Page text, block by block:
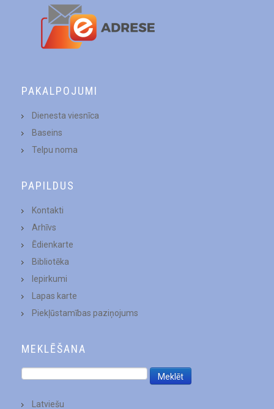
PAKALPOJUMI
Dienesta viesnīca
Baseins
Telpu noma
PAPILDUS
Kontakti
Arhīvs
Ēdienkarte
Bibliotēka
Iepirkumi
Lapas karte
Piekļūstamības paziņojums
MEKLĒŠANA
Latviešu